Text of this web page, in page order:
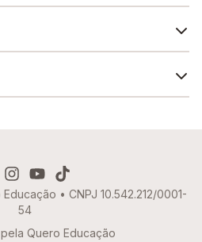
• CNPJ 10.542.212/0001-
54
pela Quero Educação